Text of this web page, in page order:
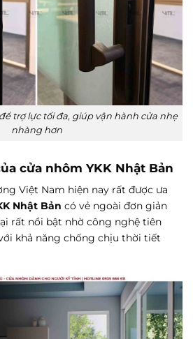
trợ lực tối đa, giúp vận hành cửa nhẹ
nhàng hơn
cửa nhôm YKK Nhật Bản
Việt Nam hiện nay rất được ưa
Nhật Bản có vẻ ngoài đơn giản
rất nổi bật nhờ công nghệ tiên
khả năng chống chịu thời tiết